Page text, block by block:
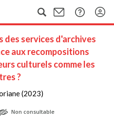
des services d'archives
aux recompositions
culturels comme les
?
(2023)
Non consultable